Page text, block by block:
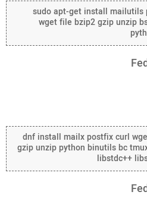
sudo apt-get install mailutils
wget file bzip2 gzip unzip
dnf install mailx postfix curl
gzip unzip python binutils bc
libstdc++